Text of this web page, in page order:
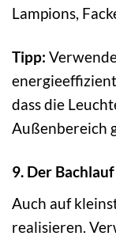
Lampions,
Tipp:
dass die
Außenbereich
9. Der
Auch auf
realisieren.